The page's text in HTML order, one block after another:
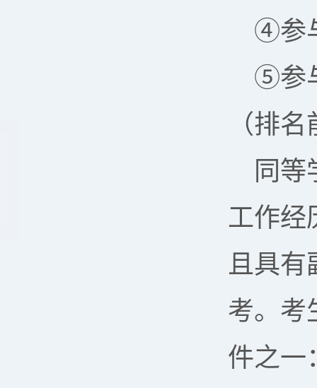
④参
⑤参
（排
同等
工作经
且具有
考。考
件之一